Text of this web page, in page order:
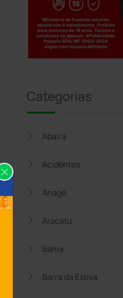
Categorias
Abaíra
Acidentes
Anagé
Aracatu
Bahia
Barra da Estiva